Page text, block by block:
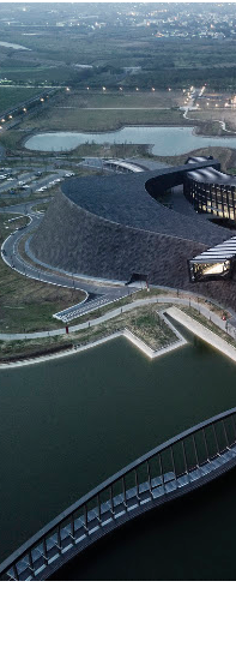
2021 года и
застройщиков